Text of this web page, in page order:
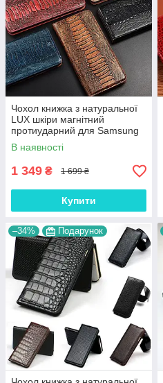
Чохол книжка з натуральної
LUX шкіри магнітний
протиударний для Samsung
A22 A225F "ZENUS"
В наявності
1 349 ₴ 1 699 ₴
Купити
–34% Подарунок